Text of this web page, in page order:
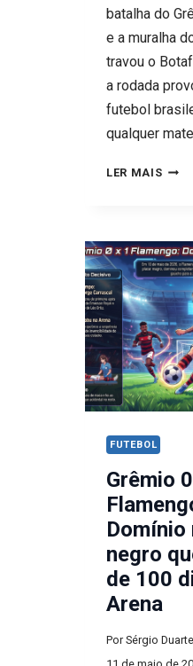
batalha do
e a muralha
travou o
a rodada
futebol
qualquer
LER MAIS
À
E
PARA
O
FUTEBOL
Grêmio
Domínio
negro
de 100
Arena
Por Sérgio Duarte